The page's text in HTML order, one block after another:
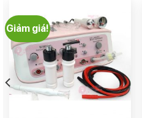
xông nóng làm bằng chất
sét.
– Có thể sử dụng 2 đầu cần
kiệm thời gian trị liệu.
– Xông hơi nước kết hợp
sạch sâu, diệt khuẩn mụn, trẻ
– Nút khởi động 3 chức năng
dụng, gồm: xông lạnh, xông
Giảm giá!